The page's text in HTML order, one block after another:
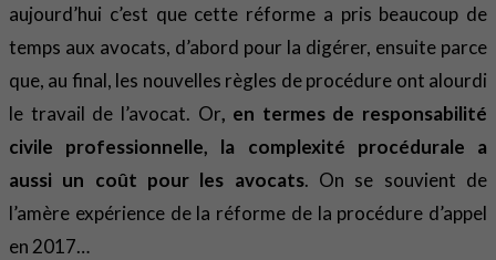
aujourd’hui c’est que cette réforme a pris beaucoup de
temps aux avocats, d’abord pour la digérer, ensuite parce
que, au final, les nouvelles règles de procédure ont alourdi
le travail de l’avocat. Or, en termes de responsabilité
civile professionnelle, la complexité procédurale a
aussi un coût pour les avocats. On se souvient de
l’amère expérience de la réforme de la procédure d’appel
en 2017…